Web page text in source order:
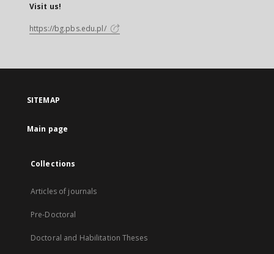
Visit us!
https://bg.pbs.edu.pl/
SITEMAP
Main page
Collections
Articles of journals
Pre-Doctoral
Doctoral and Habilitation Theses